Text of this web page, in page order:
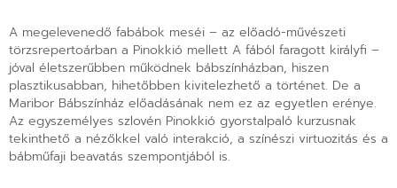
A megelevenedő fabábok meséi – az előadó-művészeti
törzsrepertoárban a Pinokkió mellett A fából faragott királyfi –
jóval életszerűbben működnek bábszínházban, hiszen
plasztikusabban, hihetőbben kivitelezhető a történet. De a
Maribor Bábszínház előadásának nem ez az egyetlen erénye.
Az egyszemélyes szlovén Pinokkió gyorstalpaló kurzusnak
tekinthető a nézőkkel való interakció, a színészi virtuozitás és a
bábműfaji beavatás szempontjából is.